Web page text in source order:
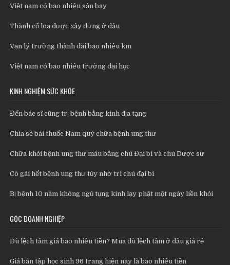
Việt nam có bao nhiêu sân bay
Thành cổ loa được xây dựng ở đâu
Vạn lý trường thành dài bao nhiêu km
Việt nam có bao nhiêu trường đại học
KINH NGHIỆM SỨC KHỎE
Đến bác sĩ cũng trị bệnh bằng kinh địa tạng
Chia sẻ bài thuốc Nam quý chữa bệnh ung thư
Chữa khỏi bệnh ung thư máu bằng chú Đại bi và chú Dược sư
Cô gái hết bệnh ung thư tủy nhờ trì chú đại bi
Bị bệnh 10 năm không ngủ tụng kinh lạy phật một ngày liền khỏi
GÓC DOANH NGHIỆP
Dù lệch tâm giá bao nhiêu tiền? Mua dù lệch tâm ở đâu giá rẻ
Giá bán tập học sinh 96 trang hiện nay là bao nhiêu tiền